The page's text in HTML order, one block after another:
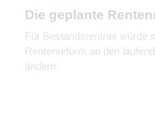
Die geplante
Für Bestandsrentner würde
Rentenreform an den
ändern.